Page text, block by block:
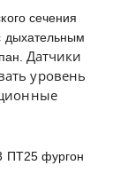
сечения
дыхательным
Датчики
уровень
ПТ25 фургон